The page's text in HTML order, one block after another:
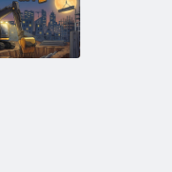
Városépítési
szimulátor